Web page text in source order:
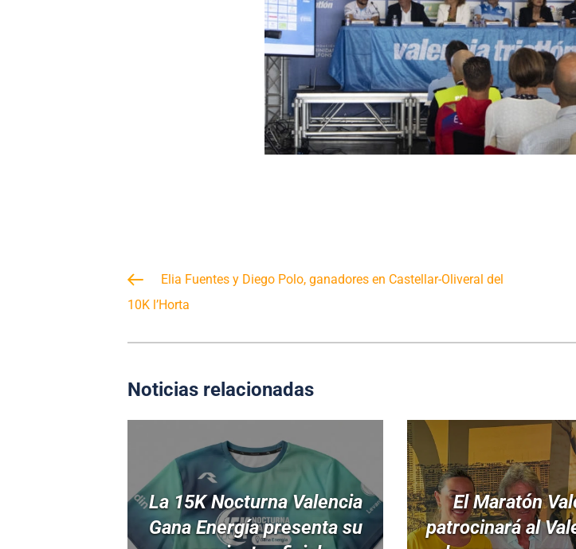
Elia Fuentes y Diego Polo, ganadores en Castellar-Oliveral del
10K l’Horta
Noticias relacionadas
La 15K Nocturna Valencia
Gana Energía presenta su
El Maratón
patrocinará al